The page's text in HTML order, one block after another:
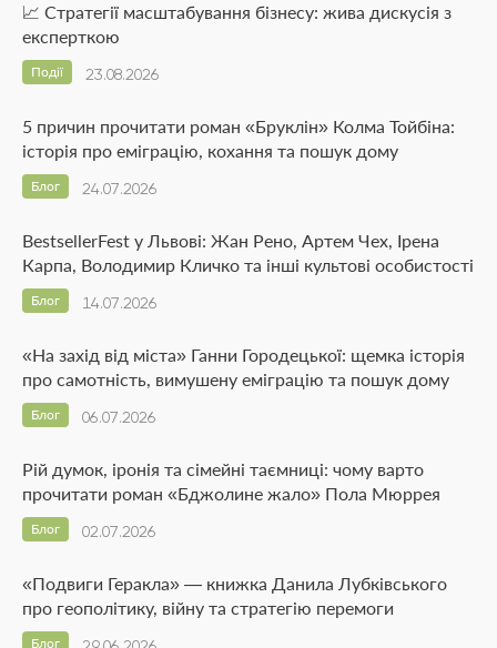
📈 Стратегії масштабування бізнесу: жива дискусія з
експерткою
23.08.2026
Події
5 причин прочитати роман «Бруклін» Колма Тойбіна:
історія про еміграцію, кохання та пошук дому
24.07.2026
Блог
BestsellerFest у Львові: Жан Рено, Артем Чех, Ірена
Карпа, Володимир Кличко та інші культові особистості
14.07.2026
Блог
«На захід від міста» Ганни Городецької: щемка історія
про самотність, вимушену еміграцію та пошук дому
06.07.2026
Блог
Рій думок, іронія та сімейні таємниці: чому варто
прочитати роман «Бджолине жало» Пола Мюррея
02.07.2026
Блог
«Подвиги Геракла» — книжка Данила Лубківського
про геополітику, війну та стратегію перемоги
Блог